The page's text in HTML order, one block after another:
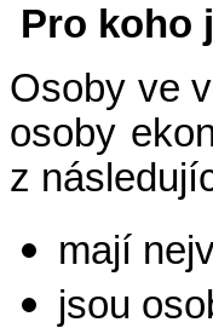
Pro koho
Osoby ve
osoby
z
mají
jsou